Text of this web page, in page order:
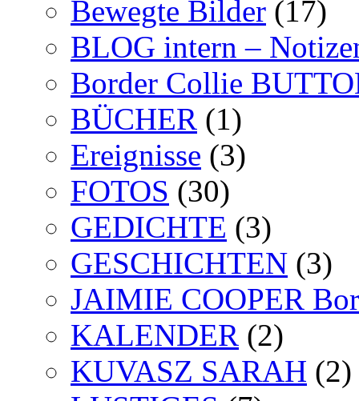
Bewegte Bilder (17)
BLOG intern –
Border Collie
BÜCHER (1)
Ereignisse (3)
FOTOS (30)
GEDICHTE (3)
GESCHICHTEN (3)
JAIMIE COOPER
KALENDER (2)
KUVASZ SARAH (2)